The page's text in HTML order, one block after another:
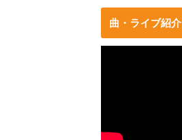
曲・ライブ紹介